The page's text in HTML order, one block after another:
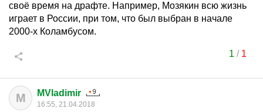
своё время на драфте. Например, Мозякин всю жизнь
играет в России, при том, что был выбран в начале
2000-х Коламбусом.
1 / 1
M MVladimir
16:55, 21.04.2018